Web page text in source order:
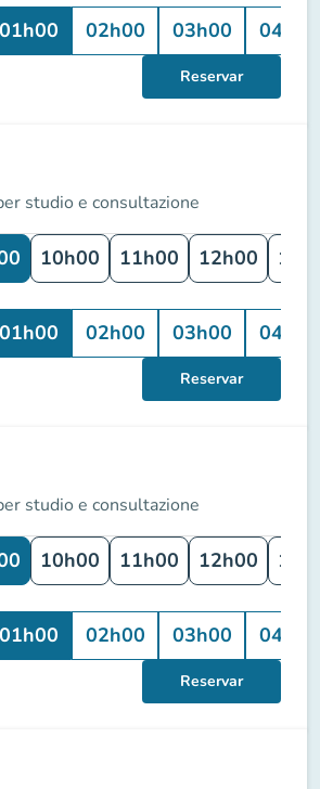
01h00 02h00 03h00 04h00
Reservar
studio e consultazione
10h00 11h00 12h00
01h00 02h00 03h00 04h00
Reservar
studio e consultazione
10h00 11h00 12h00
01h00 02h00 03h00 04h00
Reservar